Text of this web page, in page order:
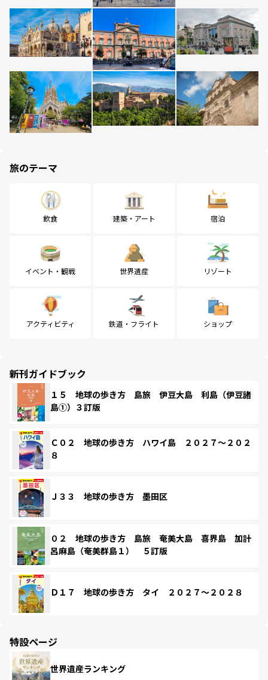
旅のテーマ
飲食 建築・アート 宿泊
イベント・観戦 世界遺産 リゾート
アクティビティ 鉄道・フライト ショップ
新刊ガイドブック
１５ 地球の歩き方 島旅 伊豆大島 利島（伊豆諸
島①）３訂版
Ｃ０２ 地球の歩き方 ハワイ島 ２０２７～２０２
８
Ｊ３３ 地球の歩き方 墨田区
０２ 地球の歩き方 島旅 奄美大島 喜界島 加計
呂麻島（奄美群島１） ５訂版
Ｄ１７ 地球の歩き方 タイ ２０２７～２０２８
特設ページ
世界遺産ランキング